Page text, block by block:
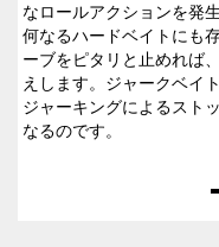
なロールアクションを発
何なるハードベイトにも
ーブをピタリと止めれば
えします。ジャークベイ
ジャーキングによるスト
なるのです。